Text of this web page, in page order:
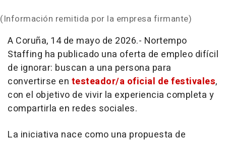
(Información remitida por la empresa firmante)
A Coruña, 14 de mayo de 2026.- Nortempo
Staffing ha publicado una oferta de empleo difícil
de ignorar: buscan a una persona para
convertirse en testeador/a oficial de festivales,
con el objetivo de vivir la experiencia completa y
compartirla en redes sociales.
La iniciativa nace como una propuesta de